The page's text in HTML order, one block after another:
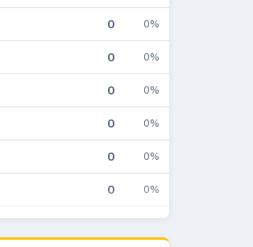
0 0%
0 0%
0 0%
0 0%
0 0%
0 0%
0